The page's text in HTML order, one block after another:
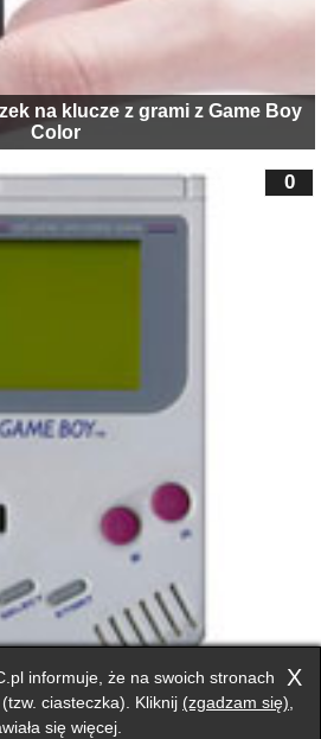
na klucze z grami z Game Boy
Color
schodzi ze sceny
0
X
informuje, że na swoich stronach
ciasteczka). Kliknij (zgadzam się)
się więcej.